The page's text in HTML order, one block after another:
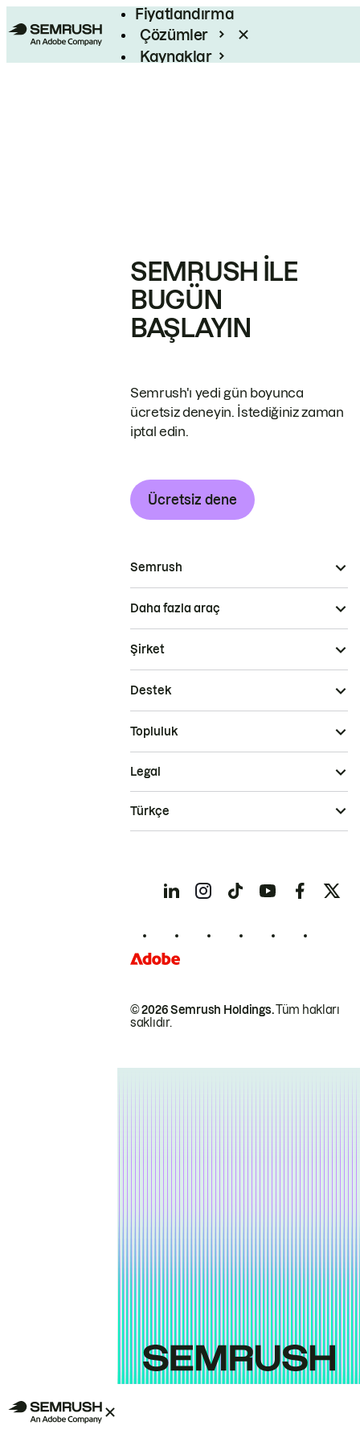
Fiyatlandırma
Çözümler
Kaynaklar
SEMRUSH ILE
BUGÜN
BAŞLAYIN
Semrush'ı yedi gün boyunca
ücretsiz deneyin. İstediğiniz zaman
iptal edin.
Ücretsiz dene
Semrush
Daha fazla araç
Şirket
Destek
Topluluk
© 2026 Semrush Holdings.Tüm hakları
saklıdır.
Legal
Türkçe